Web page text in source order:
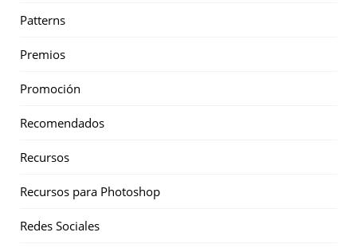
Patterns
Premios
Promoción
Recomendados
Recursos
Recursos para Photoshop
Redes Sociales